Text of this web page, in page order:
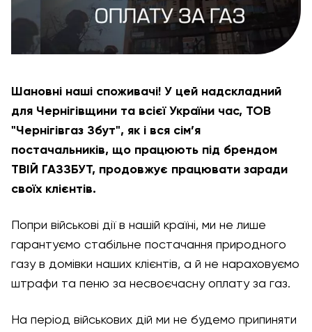
Шановні наші споживачі! У цей надскладний
для Чернігівщини та всієї України час, ТОВ
"Чернігівгаз Збут", як і вся сім’я
постачальників, що працюють під брендом
ТВІЙ ГАЗЗБУТ, продовжує працювати заради
своїх клієнтів.
Попри військові дії в нашій країні, ми не лише
гарантуємо стабільне постачання природного
газу в домівки наших клієнтів, а й не нараховуємо
штрафи та пеню за несвоєчасну оплату за газ.
На період військових дій ми не будемо припиняти